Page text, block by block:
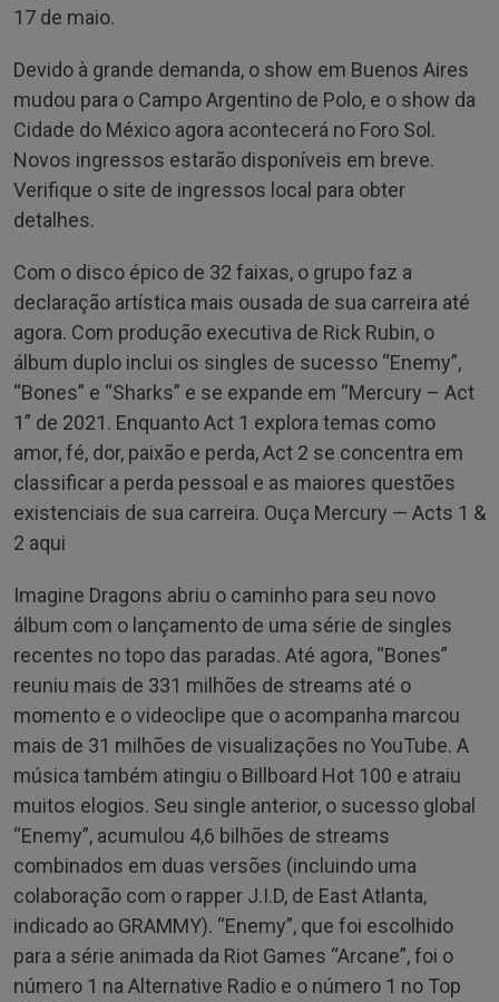
17 de maio.
Devido à grande demanda, o show em Buenos Aires
mudou para o Campo Argentino de Polo, e o show da
Cidade do México agora acontecerá no Foro Sol.
Novos ingressos estarão disponíveis em breve.
Verifique o site de ingressos local para obter
detalhes.
Com o disco épico de 32 faixas, o grupo faz a
declaração artística mais ousada de sua carreira até
agora. Com produção executiva de Rick Rubin, o
álbum duplo inclui os singles de sucesso “Enemy”,
“Bones” e “Sharks” e se expande em “Mercury – Act
1” de 2021. Enquanto Act 1 explora temas como
amor, fé, dor, paixão e perda, Act 2 se concentra em
classificar a perda pessoal e as maiores questões
existenciais de sua carreira. Ouça Mercury — Acts 1 &
2 aqui
Imagine Dragons abriu o caminho para seu novo
álbum com o lançamento de uma série de singles
recentes no topo das paradas. Até agora, “Bones”
reuniu mais de 331 milhões de streams até o
momento e o videoclipe que o acompanha marcou
mais de 31 milhões de visualizações no YouTube. A
música também atingiu o Billboard Hot 100 e atraiu
muitos elogios. Seu single anterior, o sucesso global
“Enemy”, acumulou 4,6 bilhões de streams
combinados em duas versões (incluindo uma
colaboração com o rapper J.I.D, de East Atlanta,
indicado ao GRAMMY). “Enemy”, que foi escolhido
para a série animada da Riot Games “Arcane”, foi o
número 1 na Alternative Radio e o número 1 no Top